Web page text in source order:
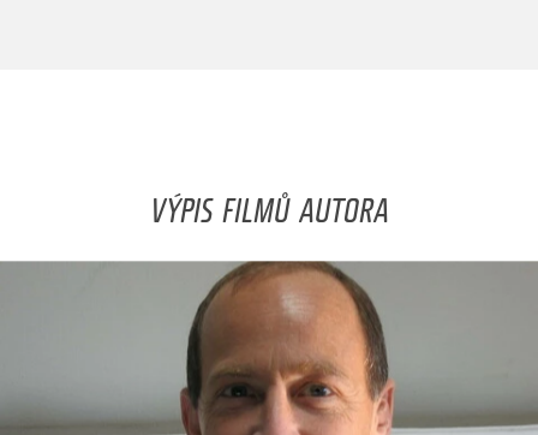
VÝPIS FILMŮ AUTORA